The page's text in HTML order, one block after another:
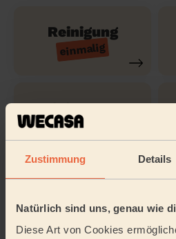
Zustimmung Details
Natürlich sind uns, genau wie
Diese Art von Cookies
Reinigung
einmalig
Reinigung der
Ferienwohnung